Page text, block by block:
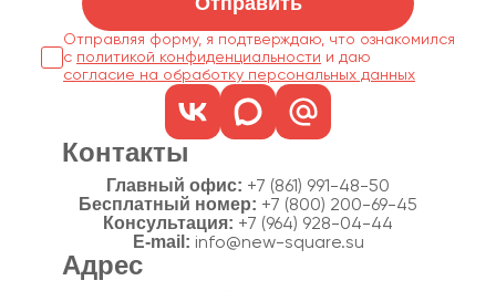
Отправляя форму, я подтверждаю, что ознакомился
с политикой конфиденциальности
согласие на обработку персональных данных
Контакты
Главный офис: +7 (861) 991-48-50
Бесплатный номер: +7 (800) 200-69-45
Консультация: +7 (964) 928-04-44
E-mail: info@new-square.su
Адрес